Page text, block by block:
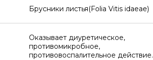
Брусники листья(Folia Vitis idaeae)
Оказывает диуретическое,
противомикробное,
противовоспалительное действие.